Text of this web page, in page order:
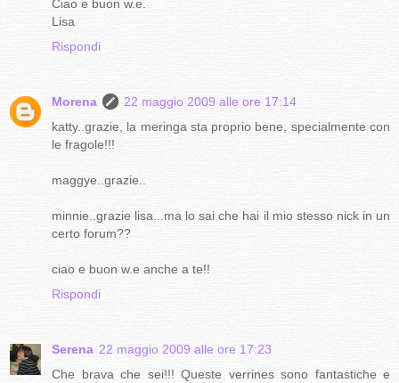
Ciao e buon w.e.
Lisa
Rispondi
Morena
22 maggio 2009 alle ore 17:14
katty..grazie, la meringa sta proprio bene, specialmente con
le fragole!!!
maggye..grazie..
minnie..grazie lisa...ma lo sai che hai il mio stesso nick in un
certo forum??
ciao e buon w.e anche a te!!
Rispondi
Serena 22 maggio 2009 alle ore 17:23
Che brava che sei!!! Queste verrines sono fantastiche e